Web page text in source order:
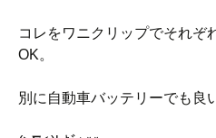
コレをワニクリップでそれぞ
OK。
別に自動車バッテリーでも良